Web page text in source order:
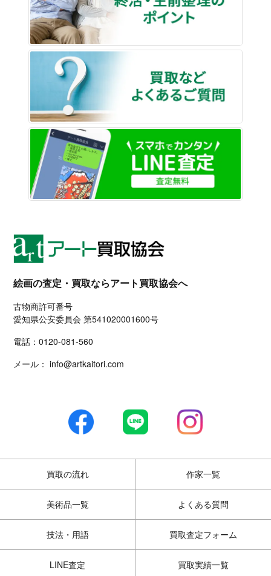
絵画の査定・買取ならアート買取協会へ
古物商許可番号
愛知県公安委員会 第541020001600号
電話：0120-081-560
メール： info@artkaitori.com
買取の流れ 作家一覧
美術品一覧 よくある質問
技法・用語 買取査定フォーム
LINE査定 買取実績一覧